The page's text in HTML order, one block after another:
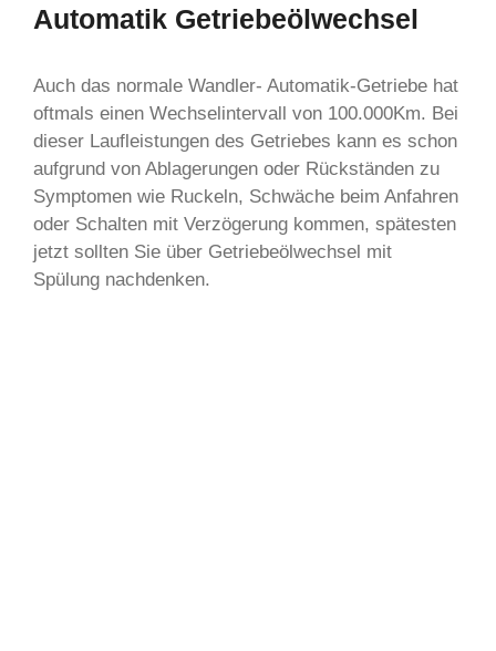
Automatik Getriebeölwechsel
Auch das normale Wandler- Automatik-Getriebe hat
oftmals einen Wechselintervall von 100.000Km. Bei
dieser Laufleistungen des Getriebes kann es schon
aufgrund von Ablagerungen oder Rückständen zu
Symptomen wie Ruckeln, Schwäche beim Anfahren
oder Schalten mit Verzögerung kommen, spätesten
jetzt sollten Sie über Getriebeölwechsel mit
Spülung nachdenken.